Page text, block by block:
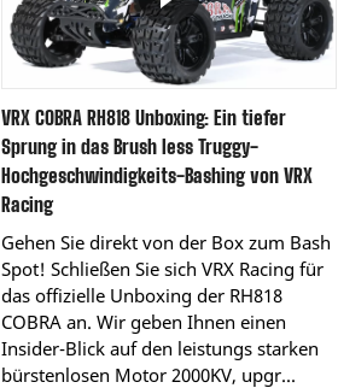
VRX COBRA RH818 Unboxing: Ein tiefer
Sprung in das Brush less Truggy-
Hochgeschwindigkeits-Bashing von VRX
Racing
Gehen Sie direkt von der Box zum Bash
Spot! Schließen Sie sich VRX Racing für
das offizielle Unboxing der RH818
COBRA an. Wir geben Ihnen einen
Insider-Blick auf den leistungs starken
bürstenlosen Motor 2000KV, upgr...